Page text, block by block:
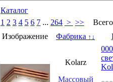
Каталог
1 2 3 4 5 6 7 ... 264 > >>
Изображение
Фабрика ↑ ↓
Kolarz
Массовый